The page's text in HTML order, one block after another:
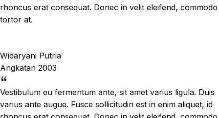
rhoncus erat consequat. Donec in velit eleifend, commodo
tortor at.
Widaryani Putria
Angkatan 2003
Vestibulum eu fermentum ante, sit amet varius ligula. Duis
varius ante augue. Fusce sollicitudin est in enim aliquet, id